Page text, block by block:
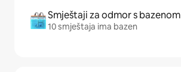
Smještaji za odmor s bazenom
10 smještaja ima bazen